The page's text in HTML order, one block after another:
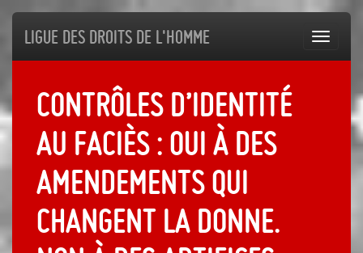
Ligue des droits de l'Homme
Contrôles d’identité
au faciès : Oui à des
amendements qui
changent la donne.